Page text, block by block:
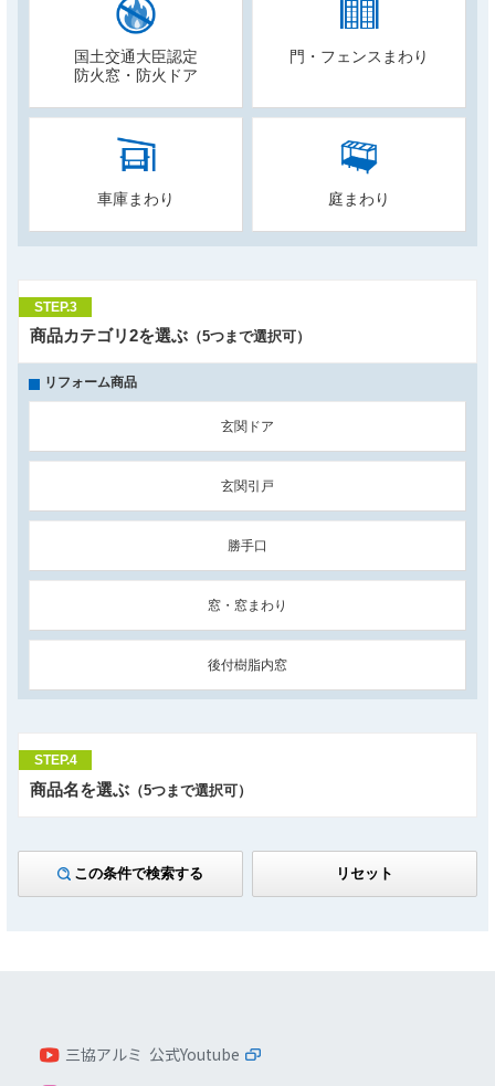
国土交通大臣認定
防火窓・防火ドア
門・フェンスまわり
車庫まわり 庭まわり
STEP.3
商品カテゴリ2を選ぶ （5つまで選択可）
リフォーム商品
玄関ドア
玄関引戸
勝手口
窓・窓まわり
後付樹脂内窓
STEP.4
商品名を選ぶ （5つまで選択可）
この条件で検索する リセット
三協アルミ 公式Youtube